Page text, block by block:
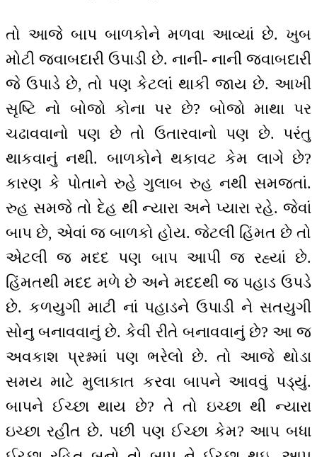
તો આજે બાપ બાળકોને મળવા આવ્યાં છે. ખુબ
મોટી જવાબદારી ઉપાડી છે. નાની- નાની જવાબદારી
જે ઉપાડે છે, તો પણ કેટલાં થાકી જાય છે. આખી
સૃષ્ટિ નો બોજો કોના પર છે? બોજો માથા પર
ચઢાવવાનો પણ છે તો ઉતારવાનો પણ છે. પરંતુ
થાકવાનું નથી. બાળકોને થકાવટ કેમ લાગે છે?
કારણ કે પોતાને રુહે ગુલાબ રુહ નથી સમજતાં.
રુહ સમજે તો દેહ થી ન્યારા અને પ્યારા રહે. જેવાં
બાપ છે, એવાં જ બાળકો હોય. જેટલી હિંમત છે તો
એટલી જ મદદ પણ બાપ આપી જ રહ્યાં છે.
હિંમતથી મદદ મળે છે અને મદદથી જ પહાડ ઉપડે
છે. કળયુગી માટી નાં પહાડને ઉપાડી ને સતયુગી
સોનુ બનાવવાનું છે. કેવી રીતે બનાવવાનું છે? આ જ
અવકાશ પ્રશ્નમાં પણ ભરેલો છે. તો આજે થોડા
સમય માટે મુલાકાત કરવા બાપને આવવું પડ્યું.
બાપને ઈચ્છા થાય છે? તે તો ઇચ્છા થી ન્યારા
ઇચ્છા રહીત છે. પછી પણ ઈચ્છા કેમ? આપ બધા